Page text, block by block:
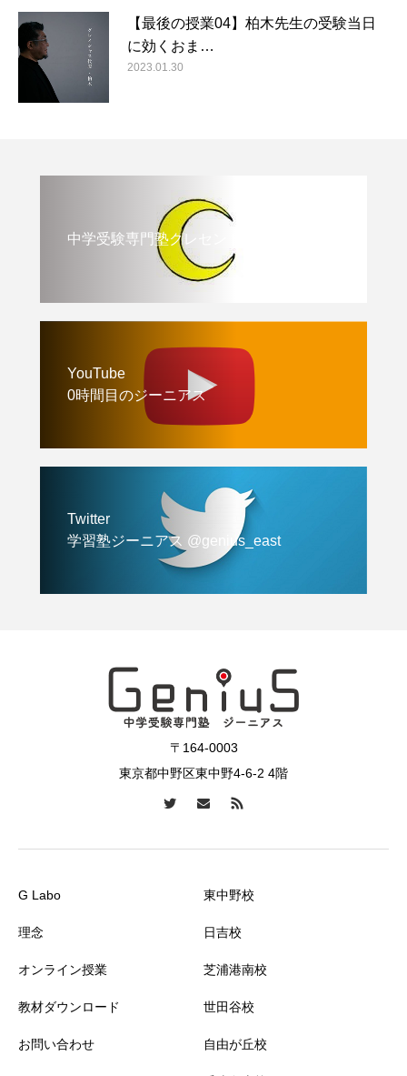
【最後の授業04】柏木先生の受験当日
に効くおま…
2023.01.30
中学受験専門塾クレセント
YouTube
0時間目のジーニアス
Twitter
学習塾ジーニアス @genius_east
〒164-0003
東京都中野区東中野4-6-2 4階
G Labo
理念
オンライン授業
教材ダウンロード
お問い合わせ
東中野校
日吉校
芝浦港南校
世田谷校
自由が丘校